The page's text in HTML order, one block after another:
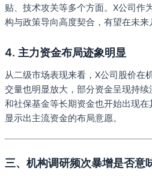
贴、技术攻关等多个方面。X公司作
构与政策导向高度契合，有望在未来
4. 主力资金布局迹象明显
从二级市场表现来看，X公司股价在
交量也明显放大，部分资金呈现持
和社保基金等长期资金也开始出现在
显示出主流资金的布局意愿。
三、机构调研频次暴增是否意